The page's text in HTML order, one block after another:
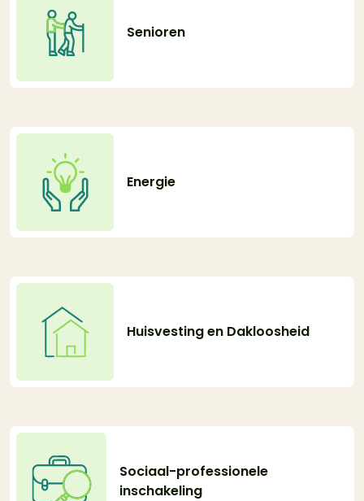
Senioren
Energie
Huisvesting en Dakloosheid
Sociaal-professionele
inschakeling